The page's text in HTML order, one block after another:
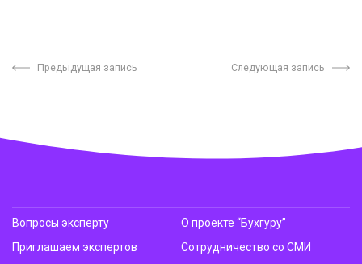
Предыдущая запись Следующая запись
Вопросы эксперту
Приглашаем экспертов
О проекте “Бухгуру”
Сотрудничество со СМИ